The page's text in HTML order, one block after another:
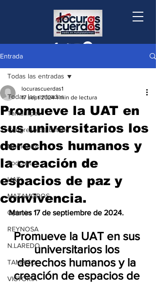
Entrada
Todas las entradas
Tamaulipas
Congreso de Estado
Municipios
Podcast
UAT
MATAMOROS
Opinión
REYNOSA
N.LAREDO
TAMPICO
VICTORIA
Todas las entradas
Promueve la UAT en
sus universitarios los
derechos humanos y
la creación de
espacios de paz y
convivencia.
locurascuerdas1
17 sept 2024 1 min de lectura
Martes 17 de septiembre de 2024.
Promueve la UAT en sus
universitarios los
derechos humanos y la
creación de espacios de